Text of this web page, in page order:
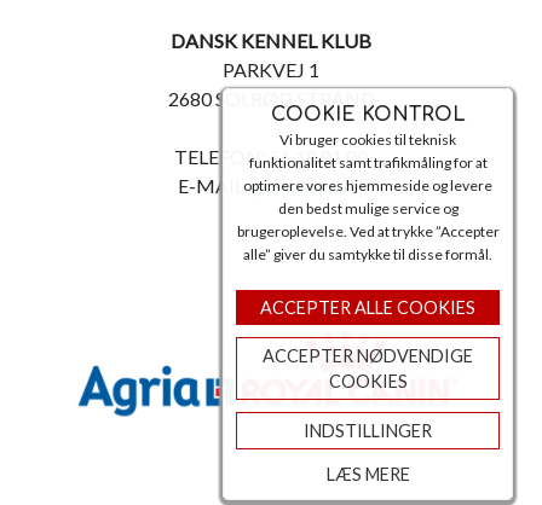
COOKIE KONTROL
Vi bruger cookies til teknisk
funktionalitet samt trafikmåling for at
optimere vores hjemmeside og levere
den bedst mulige service og
brugeroplevelse. Ved at trykke ”Accepter
alle” giver du samtykke til disse formål.
ACCEPTER ALLE COOKIES
ACCEPTER NØDVENDIGE
COOKIES
INDSTILLINGER
LÆS MERE
DANSK KENNEL KLUB
PARKVEJ 1
2680 SOLRØD STRAND
TELEFON: 56 18 81 00
E-MAIL:post@dkk.dk